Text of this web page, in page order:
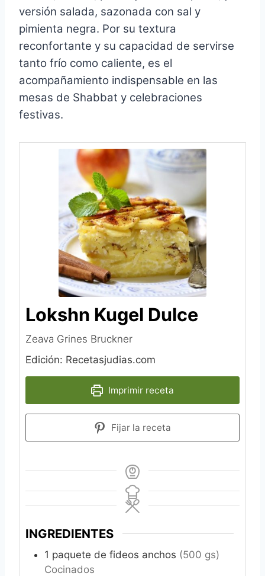
versión salada, sazonada con sal y
pimienta negra. Por su textura
reconfortante y su capacidad de servirse
tanto frío como caliente, es el
acompañamiento indispensable en las
mesas de Shabbat y celebraciones
festivas.
Lokshn Kugel Dulce
Zeava Grines Bruckner
Edición: Recetasjudias.com
Imprimir receta
Fijar la receta
INGREDIENTES
1 paquete de fideos anchos (500 gs)
Cocinados